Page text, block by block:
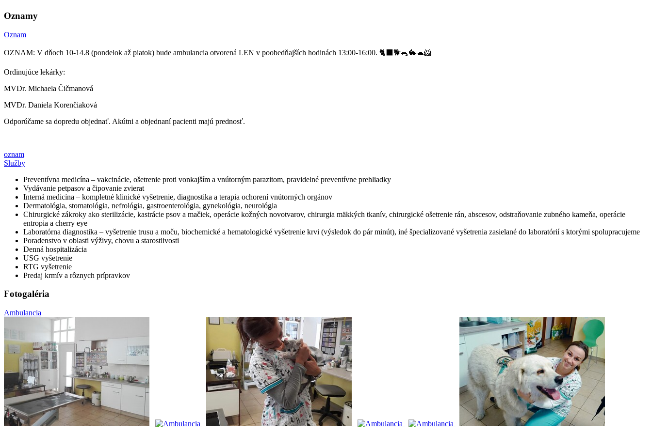
Oznamy
Oznam
OZNAM: V dňoch 10-14.8 (pondelok až piatok) bude ambulancia otvorená LEN v poobedňajších hodinách 13:00-16:00. 🐈‍⬛🐕🐀🐇🐢🐹
Ordinujúce lekárky:
MVDr. Michaela Čičmanová
MVDr. Daniela Korenčiaková
Odporúčame sa dopredu objednať. Akútni a objednaní pacienti majú prednosť.
oznam
Služby
Preventívna medicína – vakcinácie, ošetrenie proti vonkajším a vnútorným parazitom, pravidelné preventívne prehliadky
Vydávanie petpasov a čipovanie zvierat
Interná medicína – kompletné klinické vyšetrenie, diagnostika a terapia ochorení vnútorných orgánov
Dermatológia, stomatológia, nefrológia, gastroenterológia, gynekológia, neurológia
Chirurgické zákroky ako sterilizácie, kastrácie psov a mačiek, operácie kožných novotvarov, chirurgia mäkkých tkanív, chirurgické ošetrenie rán, abscesov, odstraňovanie zubného kameňa, operácie
entropia a cherry eye
Laboratórna diagnostika – vyšetrenie trusu a moču, biochemické a hematologické vyšetrenie krvi (výsledok do pár minút), iné špecializované vyšetrenia zasielané do laboratórií s ktorými spolupracujeme
Poradenstvo v oblasti výživy, chovu a starostlivosti
Denná hospitalizácia
USG vyšetrenie
RTG vyšetrenie
Predaj krmív a rôznych prípravkov
Fotogaléria
Ambulancia